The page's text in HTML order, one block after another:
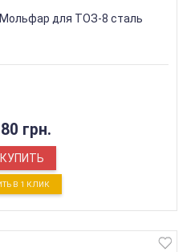
для ТОЗ-8 сталь
грн.
КУПИТЬ
В 1 КЛИК